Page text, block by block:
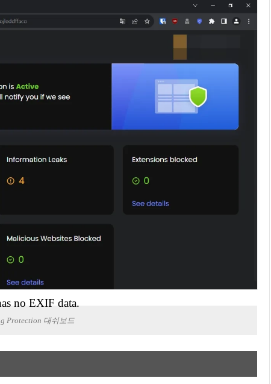
no EXIF data.
Protection 대쉬보드